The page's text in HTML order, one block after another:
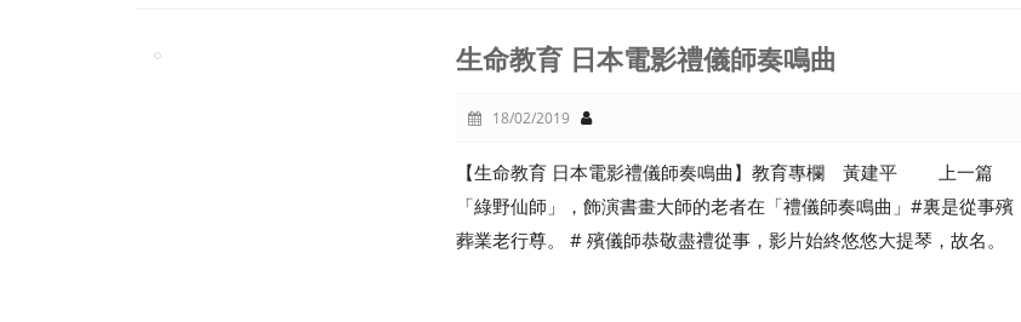
生命教育 日本電影禮儀師奏鳴曲
18/02/2019
【生命教育 日本電影禮儀師奏鳴曲】教育專欄 黃建平 上一篇
「綠野仙師」，飾演書畫大師的老者在「禮儀師奏鳴曲」#裏是從事殯
葬業老行尊。 # 殯儀師恭敬盡禮從事，影片始終悠悠大提琴，故名。